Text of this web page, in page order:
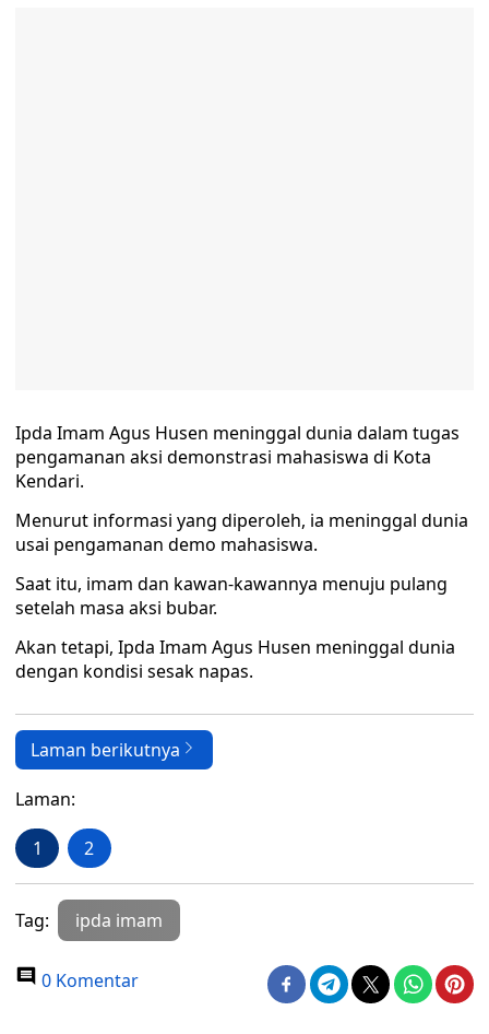
Ipda Imam Agus Husen meninggal dunia dalam tugas
pengamanan aksi demonstrasi mahasiswa di Kota
Kendari.
Menurut informasi yang diperoleh, ia meninggal dunia
usai pengamanan demo mahasiswa.
Saat itu, imam dan kawan-kawannya menuju pulang
setelah masa aksi bubar.
Akan tetapi, Ipda Imam Agus Husen meninggal dunia
dengan kondisi sesak napas.
Laman berikutnya
Laman:
1 2
Tag: ipda imam
0 Komentar